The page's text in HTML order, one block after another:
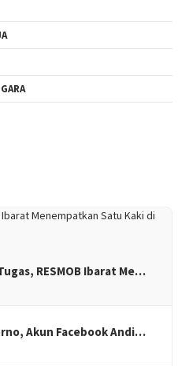
RESMOB Ibarat Me…
Akun Facebook Andi…